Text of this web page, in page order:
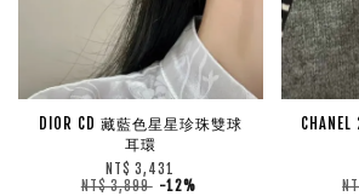
DIOR CD 藏藍色星星珍珠雙球
耳環
NT$ 3,431
NT$ 3,899 -12%